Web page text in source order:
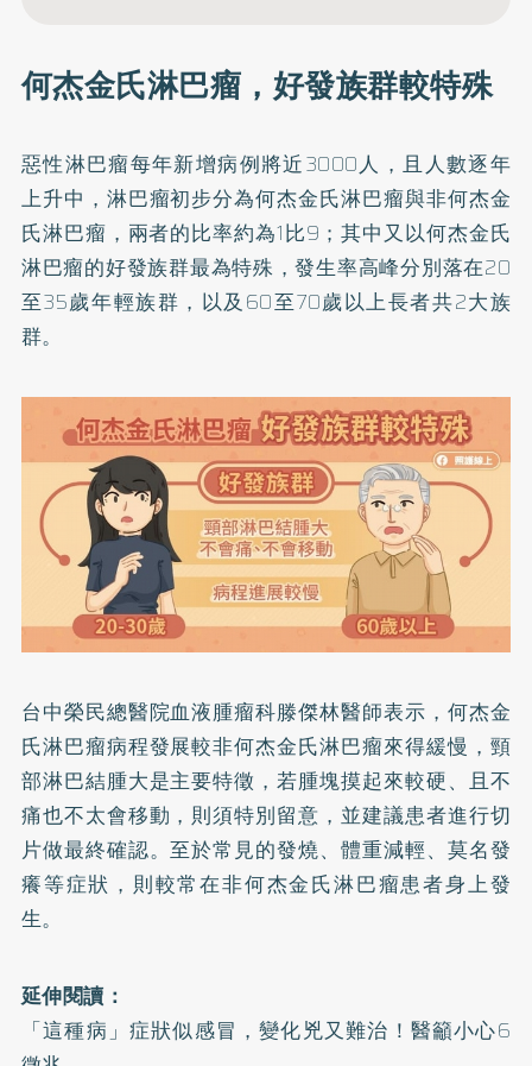
何杰金氏淋巴瘤，好發族群較特殊
惡性淋巴瘤每年新增病例將近3000人，且人數逐年
上升中，淋巴瘤初步分為何杰金氏淋巴瘤與非何杰金
氏淋巴瘤，兩者的比率約為1比9；其中又以何杰金氏
淋巴瘤的好發族群最為特殊，發生率高峰分別落在20
至35歲年輕族群，以及60至70歲以上長者共2大族
群。
台中榮民總醫院血液腫瘤科滕傑林醫師表示，何杰金
氏淋巴瘤病程發展較非何杰金氏淋巴瘤來得緩慢，頸
部淋巴結腫大是主要特徵，若腫塊摸起來較硬、且不
痛也不太會移動，則須特別留意，並建議患者進行切
片做最終確認。至於常見的發燒、體重減輕、莫名發
癢等症狀，則較常在非何杰金氏淋巴瘤患者身上發
生。
延伸閱讀：
「這種病」症狀似感冒，變化兇又難治！醫籲小心6